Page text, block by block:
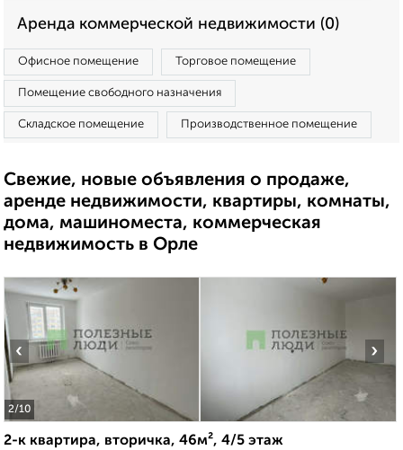
Аренда коммерческой недвижимости (0)
Офисное помещение Торговое помещение
Помещение свободного назначения
Складское помещение Производственное помещение
Свежие, новые объявления о продаже,
аренде недвижимости, квартиры, комнаты,
дома, машиноместа, коммерческая
недвижимость в Орле
2/10
‹ ›
2-к квартира, вторичка, 46м², 4/5 этаж